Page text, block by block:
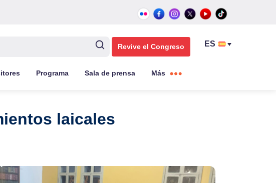
Revive el Congreso
Programa Sala de prensa Más
laicales